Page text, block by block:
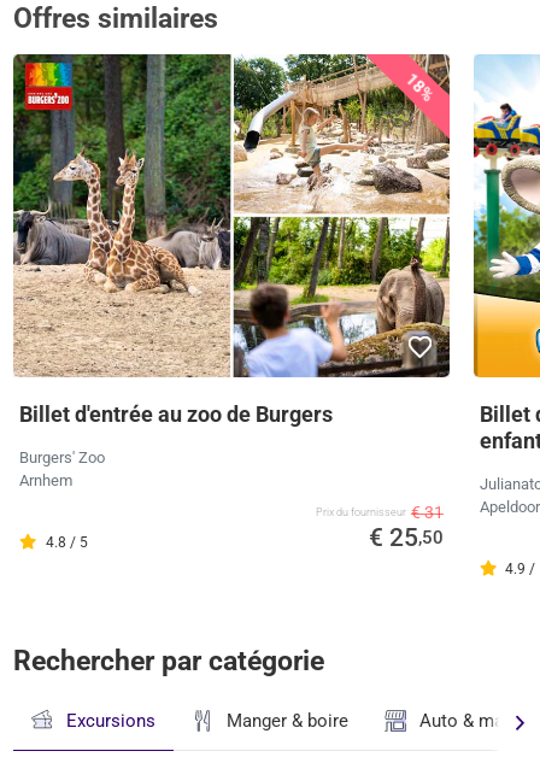
Offres similaires
18%
Billet d'entrée au zoo de Burgers
Burgers' Zoo
Arnhem
4.8 / 5
Prix ​​du fournisseur € 31
€ 25,50
Billet
4.9 /
Rechercher par catégorie
Excursions Manger & boire Auto &